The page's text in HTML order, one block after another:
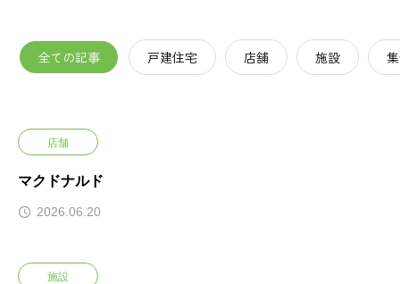
全ての記事 戸建住宅 店舗 施設
店舗
マクドナルド
2026.06.20
施設